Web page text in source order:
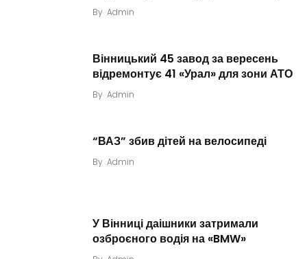
By Admin
Вінницький 45 завод за вересень
відремонтує 41 «Урал» для зони АТО
By Admin
“ВАЗ” збив дітей на велосипеді
By Admin
У Вінниці даішники затримали
озброєного водія на «BMW»